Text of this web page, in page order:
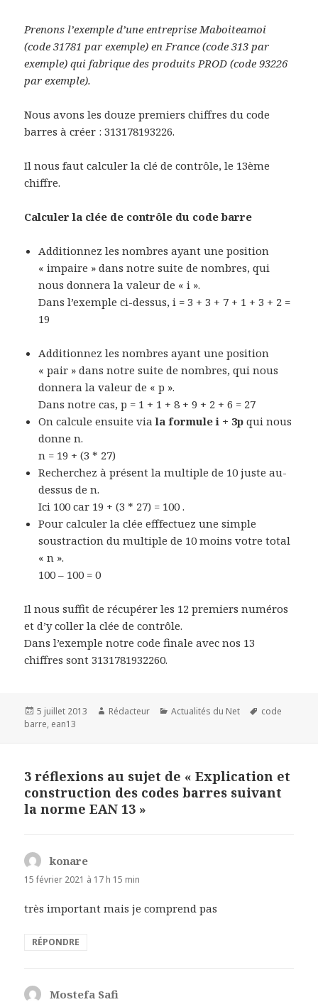
Prenons l’exemple d’une entreprise Maboiteamoi
(code 31781 par exemple) en France (code 313 par
exemple) qui fabrique des produits PROD (code 93226
par exemple).
Nous avons les douze premiers chiffres du code
barres à créer : 313178193226.
Il nous faut calculer la clé de contrôle, le 13ème
chiffre.
Calculer la clée de contrôle du code barre
Additionnez les nombres ayant une position
« impaire » dans notre suite de nombres, qui
nous donnera la valeur de « i ».
Dans l’exemple ci-dessus, i = 3 + 3 + 7 + 1 + 3 + 2 =
19
Additionnez les nombres ayant une position
« pair » dans notre suite de nombres, qui nous
donnera la valeur de « p ».
Dans notre cas, p = 1 + 1 + 8 + 9 + 2 + 6 = 27
On calcule ensuite viala formule i + 3pqui nous
donne n.
n = 19 + (3 * 27)
Recherchez à présent la multiple de 10 juste au-
dessus de n.
Ici 100 car 19 + (3 * 27) = 100 .
Pour calculer la clée efffectuez une simple
soustraction du multiple de 10 moins votre total
« n ».
100 – 100 = 0
Il nous suffit de récupérer les 12 premiers numéros
et d’y coller la clée de contrôle.
Dans l’exemple notre code finale avec nos 13
chiffres sont 3131781932260.
Publié
le
5 juillet 2013 Auteur
Rédacteur Catégories
Actualités du Net
Mots-
code
barre, ean13
3 réflexions au sujet de « Explication et
construction des codes barres suivant
la norme EAN 13 »
konare
i
15 février 2021 à 17 h 15 min
très important mais je comprend pas
RÉPONDRE
Mostefa Safi